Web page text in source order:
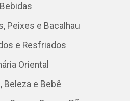
Bebidas
Peixes e Bacalhau
e Resfriados
Oriental
Beleza e Bebê